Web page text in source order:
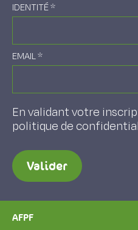
IDENTITÉ*
EMAIL*
En validant votre
politique de
Valider
AFPF